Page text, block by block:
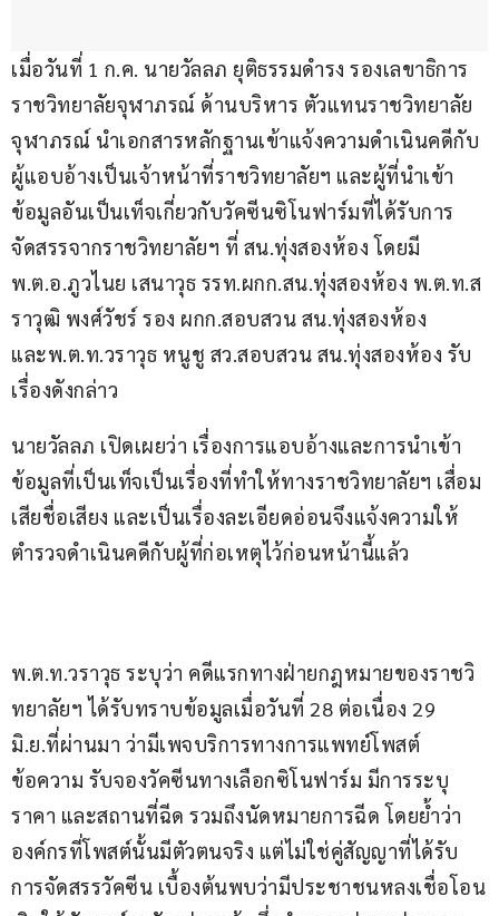
เมื่อวันที่ 1 ก.ค. นายวัลลภ ยุติธรรมดำรง รองเลขาธิการ
ราชวิทยาลัยจุฬาภรณ์ ด้านบริหาร ตัวแทนราชวิทยาลัย
จุฬาภรณ์ นำเอกสารหลักฐานเข้าแจ้งความดำเนินคดีกับ
ผู้แอบอ้างเป็นเจ้าหน้าที่ราชวิทยาลัยฯ และผู้ที่นำเข้า
ข้อมูลอันเป็นเท็จเกี่ยวกับวัคซีนซิโนฟาร์มที่ได้รับการ
จัดสรรจากราชวิทยาลัยฯ ที่ สน.ทุ่งสองห้อง โดยมี
พ.ต.อ.ภูวไนย เสนาวุธ รรท.ผกก.สน.ทุ่งสองห้อง พ.ต.ท.ส
ราวุฒิ พงศ์วัชร์ รอง ผกก.สอบสวน สน.ทุ่งสองห้อง
และพ.ต.ท.วราวุธ หนูชู สว.สอบสวน สน.ทุ่งสองห้อง รับ
เรื่องดังกล่าว
นายวัลลภ เปิดเผยว่า เรื่องการแอบอ้างและการนำเข้า
ข้อมูลที่เป็นเท็จเป็นเรื่องที่ทำให้ทางราชวิทยาลัยฯ เสื่อม
เสียชื่อเสียง และเป็นเรื่องละเอียดอ่อนจึงแจ้งความให้
ตำรวจดำเนินคดีกับผู้ที่ก่อเหตุไว้ก่อนหน้านี้แล้ว
พ.ต.ท.วราวุธ ระบุว่า คดีแรกทางฝ่ายกฎหมายของราชวิ
ทยาลัยฯ ได้รับทราบข้อมูลเมื่อวันที่ 28 ต่อเนื่อง 29
มิ.ย.ที่ผ่านมา ว่ามีเพจบริการทางการแพทย์โพสต์
ข้อความ รับจองวัคซีนทางเลือกซิโนฟาร์ม มีการระบุ
ราคา และสถานที่ฉีด รวมถึงนัดหมายการฉีด โดยย้ำว่า
องค์กรที่โพสต์นั้นมีตัวตนจริง แต่ไม่ใช่คู่สัญญาที่ได้รับ
การจัดสรรวัคซีน เบื้องต้นพบว่ามีประชาชนหลงเชื่อโอน